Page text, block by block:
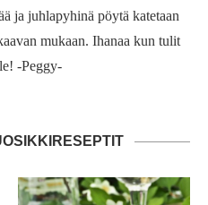
ja juhlapyhinä pöytä katetaan
mukaan. Ihanaa kun tulit
-Peggy-